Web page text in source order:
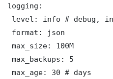
logging:
level: info # debug,
format: json
max_size: 100M
max_backups: 5
max_age: 30 # days